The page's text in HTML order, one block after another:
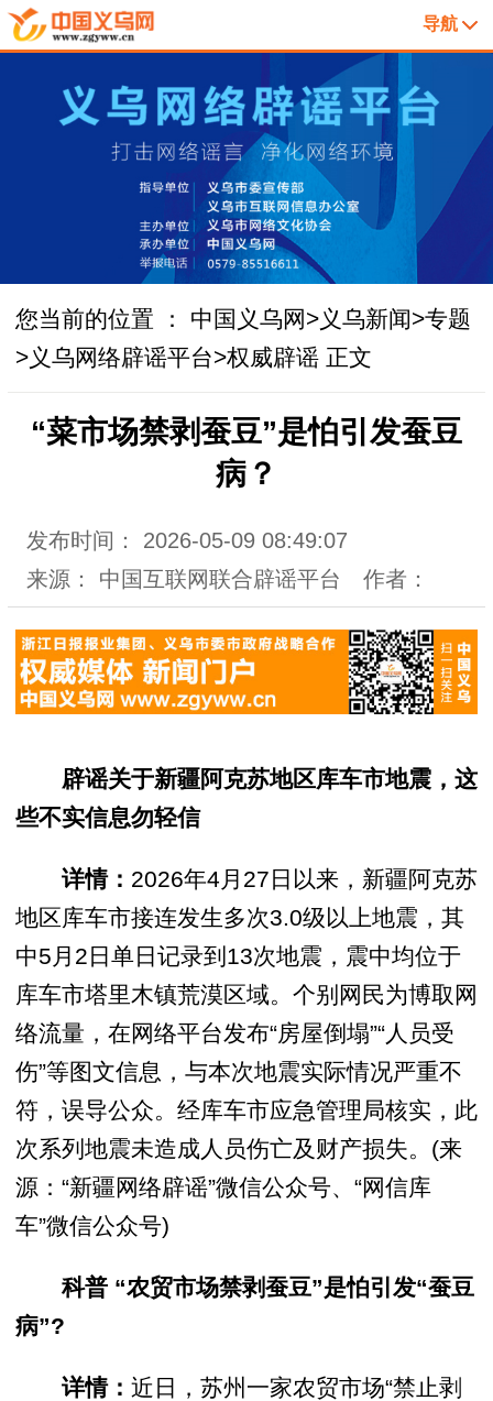
导航
您当前的位置 ： 中国义乌网>义乌新闻>专题
>义乌网络辟谣平台>权威辟谣 正文
“菜市场禁剥蚕豆”是怕引发蚕豆
病？
发布时间： 2026-05-09 08:49:07
来源： 中国互联网联合辟谣平台 作者：
辟谣关于新疆阿克苏地区库车市地震，这
些不实信息勿轻信
详情： 2026年4月27日以来，新疆阿克苏
地区库车市接连发生多次3.0级以上地震，其
中5月2日单日记录到13次地震，震中均位于
库车市塔里木镇荒漠区域。个别网民为博取网
络流量，在网络平台发布“房屋倒塌”“人员受
伤”等图文信息，与本次地震实际情况严重不
符，误导公众。经库车市应急管理局核实，此
次系列地震未造成人员伤亡及财产损失。(来
源：“新疆网络辟谣”微信公众号、“网信库
车”微信公众号)
科普 “农贸市场禁剥蚕豆”是怕引发“蚕豆
病”?
详情： 近日，苏州一家农贸市场“禁止剥